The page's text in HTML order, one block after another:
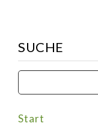
SUCHE
Start